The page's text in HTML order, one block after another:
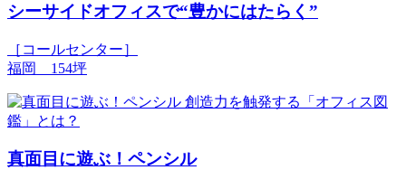
シーサイドオフィスで“豊かにはたらく”
［コールセンター］
福岡 154坪
真面目に遊ぶ！ペンシル